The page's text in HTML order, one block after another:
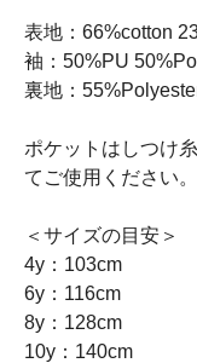
表地：66%cotton
袖：50%PU
裏地：
ポケットはしつけ
てご使用ください。
＜サイズの目安＞
4y：103cm
6y：116cm
8y：128cm
10y：140cm